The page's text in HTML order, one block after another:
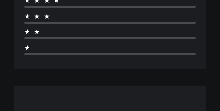
★★★
★★
★